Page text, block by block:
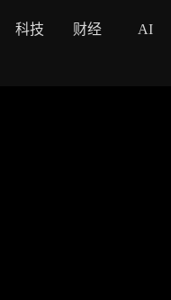
科技 财经 AI